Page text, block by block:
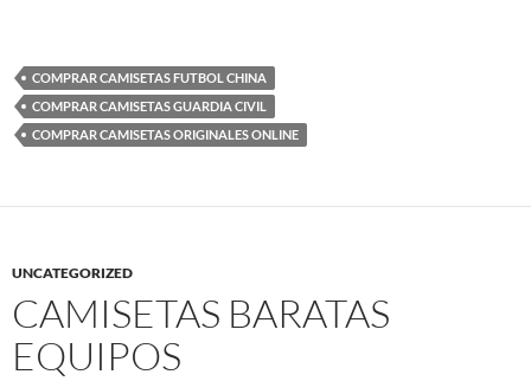
COMPRAR CAMISETAS FUTBOL CHINA
COMPRAR CAMISETAS GUARDIA CIVIL
COMPRAR CAMISETAS ORIGINALES ONLINE
UNCATEGORIZED
CAMISETAS BARATAS
EQUIPOS